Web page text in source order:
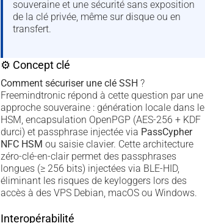
souveraine et une sécurité sans exposition
de la clé privée, même sur disque ou en
transfert.
⚙ Concept clé
Comment sécuriser une clé SSH ?
Freemindtronic répond à cette question par une
approche souveraine : génération locale dans le
HSM, encapsulation OpenPGP (AES-256 + KDF
durci) et passphrase injectée via PassCypher
NFC HSM ou saisie clavier. Cette architecture
zéro-clé-en-clair permet des passphrases
longues (≥ 256 bits) injectées via BLE-HID,
éliminant les risques de keyloggers lors des
accès à des VPS Debian, macOS ou Windows.
Interopérabilité